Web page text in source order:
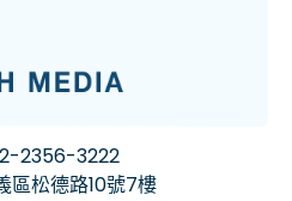
2356-3222
區松德路10號7樓